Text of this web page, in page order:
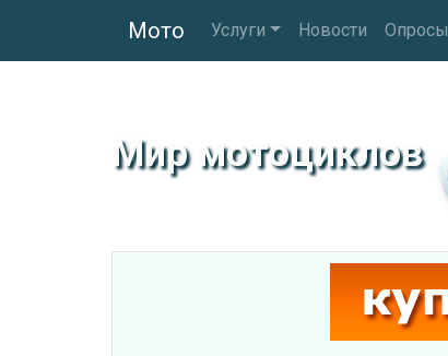
Мото Услуги Новости Опросы
Мир мотоциклов